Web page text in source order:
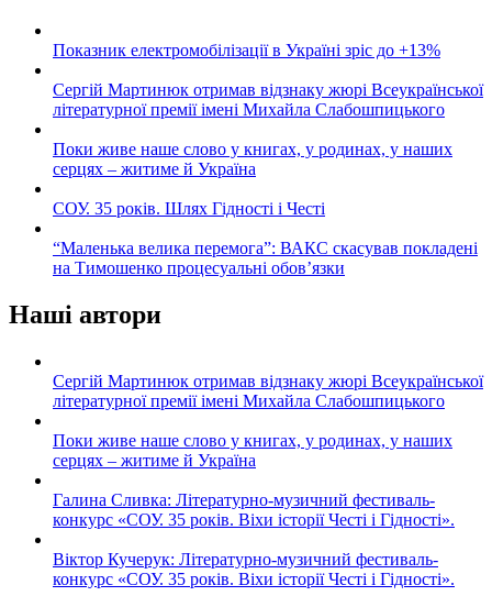
Показник електромобілізації в Україні зріс до +13%
Сергій Мартинюк отримав відзнаку жюрі Всеукраїнської
літературної премії імені Михайла Слабошпицького
Поки живе наше слово у книгах, у родинах, у наших
серцях – житиме й Україна
СОУ. 35 років. Шлях Гідності і Честі
“Маленька велика перемога”: ВАКС скасував покладені
на Тимошенко процесуальні обов’язки
Наші автори
Сергій Мартинюк отримав відзнаку жюрі Всеукраїнської
літературної премії імені Михайла Слабошпицького
Поки живе наше слово у книгах, у родинах, у наших
серцях – житиме й Україна
Галина Сливка: Літературно-музичний фестиваль-
конкурс «СОУ. 35 років. Віхи історії Честі і Гідності».
Віктор Кучерук: Літературно-музичний фестиваль-
конкурс «СОУ. 35 років. Віхи історії Честі і Гідності».